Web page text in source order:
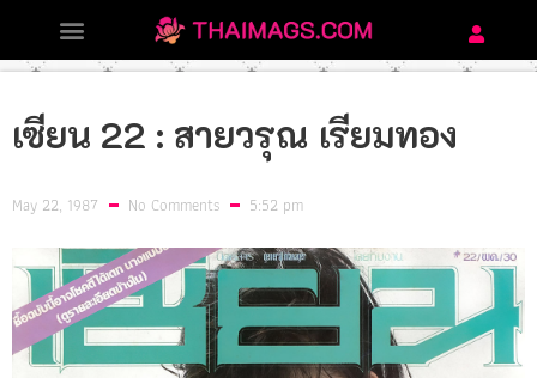
เซียน 22 : สายวรุณ เรียมทอง
May 22, 1987 No Comments 5:52 pm